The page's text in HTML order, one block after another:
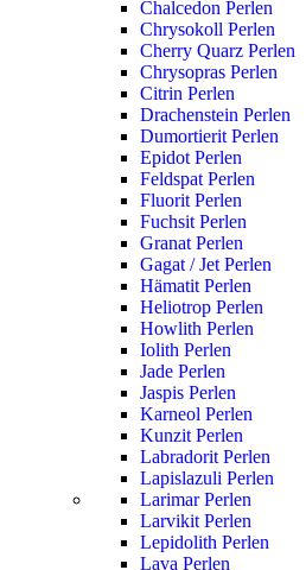
Chalcedon Perlen
Chrysokoll Perlen
Cherry Quarz Perlen
Chrysopras Perlen
Citrin Perlen
Drachenstein Perlen
Dumortierit Perlen
Epidot Perlen
Feldspat Perlen
Fluorit Perlen
Fuchsit Perlen
Granat Perlen
Gagat / Jet Perlen
Hämatit Perlen
Heliotrop Perlen
Howlith Perlen
Iolith Perlen
Jade Perlen
Jaspis Perlen
Karneol Perlen
Kunzit Perlen
Labradorit Perlen
Lapislazuli Perlen
Larimar Perlen
Larvikit Perlen
Lepidolith Perlen
Lava Perlen